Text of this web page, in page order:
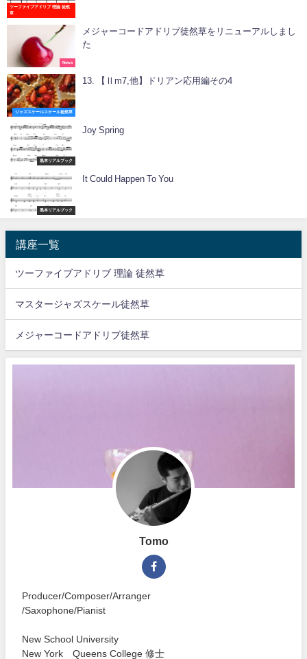
ツーファイブアドリブ 理論 徒然
草
News
メジャーコードアドリブ徒然草をリニューアルしまし
た
ジャズスケールスケール徒然草
13. 【Ⅱm7,他】ドリアン応用編その4
黒本リアルブック
Joy Spring
黒本リアルブック
It Could Happen To You
講座一覧
ツーファイブアドリブ 理論 徒然草
マスタージャズスケール徒然草
メジャーコードアドリブ徒然草
Tomo
Producer/Composer/Arranger
/Saxophone/Pianist
New School University
New York Queens College 修士